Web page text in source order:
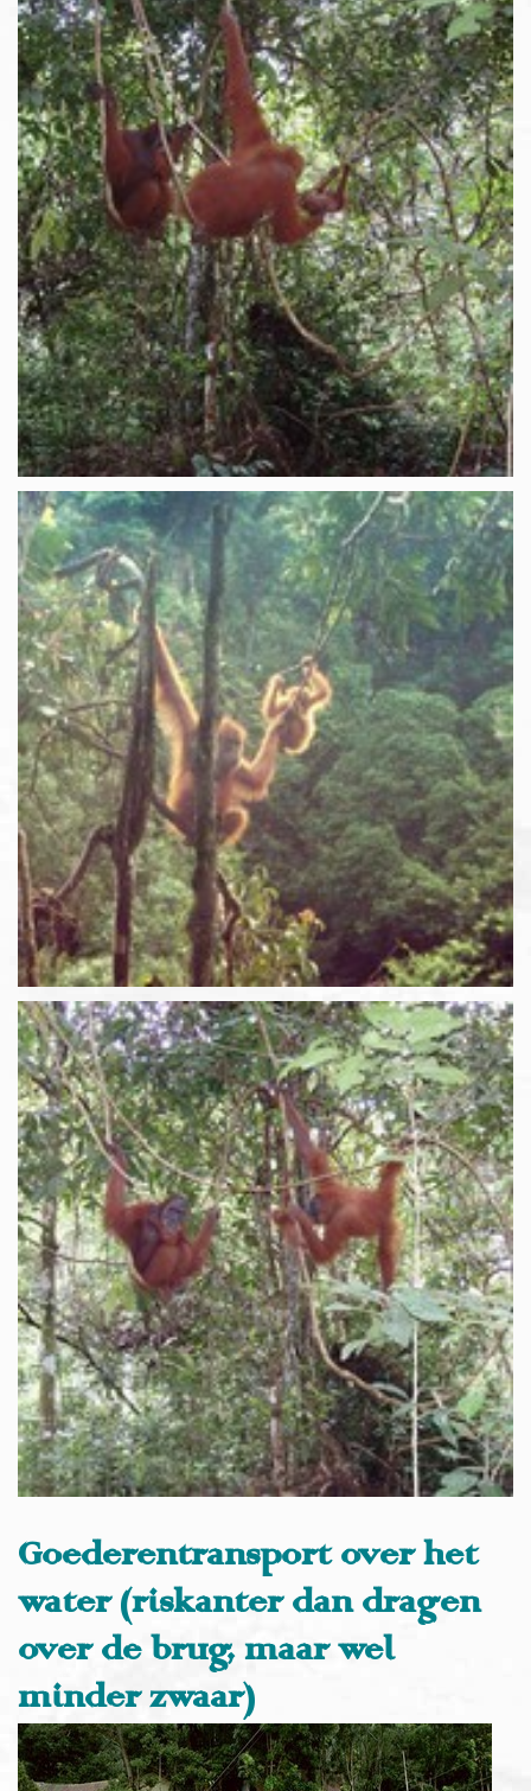
Goederentransport over het
water (riskanter dan dragen
over de brug, maar wel
minder zwaar)